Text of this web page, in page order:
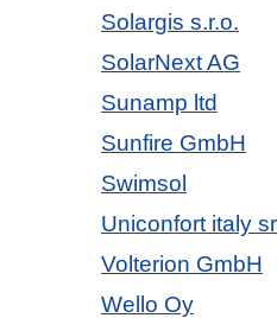
Solargis s.r.o.
SolarNext AG
Sunamp ltd
Sunfire GmbH
Swimsol
Uniconfort italy
Volterion GmbH
Wello Oy